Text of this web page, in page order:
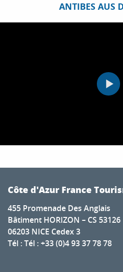
ANTIBES AUS
Côte d'Azur France
455 Promenade Des Anglais
Bâtiment HORIZON – CS 53126
06203 NICE Cedex 3
Tél : Tél : +33 (0)4 93 37 78 78